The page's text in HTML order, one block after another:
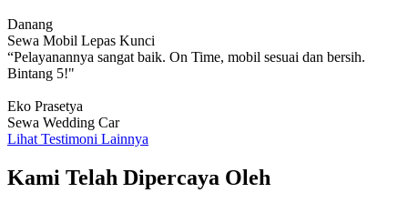
Danang
Sewa Mobil Lepas Kunci
“Pelayanannya sangat baik. On Time, mobil sesuai dan bersih.
Bintang 5!"
Eko Prasetya
Sewa Wedding Car
Lihat Testimoni Lainnya
Kami Telah Dipercaya Oleh